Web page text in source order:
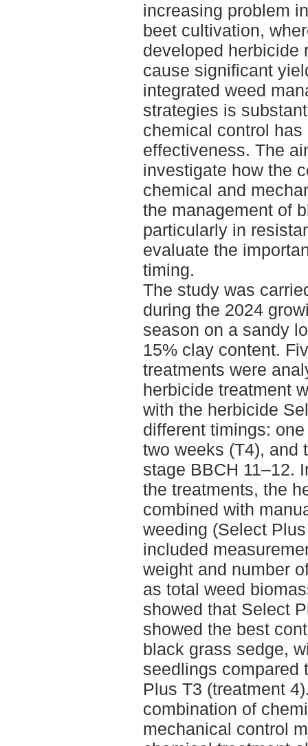
increasing problem
beet cultivation,
developed herbicide
cause significant
integrated weed
strategies is
chemical control has
effectiveness. The
investigate how the
chemical and
the management of
particularly in
evaluate the
timing.
The study was
during the 2024
season on a sandy
15% clay content.
treatments were
herbicide treatment
with the herbicide
different timings:
two weeks (T4), and
stage BBCH 11–12.
the treatments, the
combined with
weeding (Select
included
weight and number
as total weed
showed that Select
showed the best
black grass sedge,
seedlings compared
Plus T3 (treatment
combination of
mechanical control